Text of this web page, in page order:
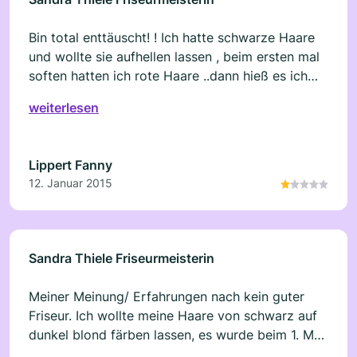
Bin total enttäuscht! ! Ich hatte schwarze Haare
und wollte sie aufhellen lassen , beim ersten mal
soften hatten ich rote Haare ..dann hieß es ich
2. Mal soften und jetzt habe ich orange Haare.
Friseure bekommen das aufhellen nach
spätestens dem 2. Mal hin.
weiterlesen
Lippert Fanny
12. Januar 2015
Sandra Thiele Friseurmeisterin
Meiner Meinung/ Erfahrungen nach kein guter
Friseur. Ich wollte meine Haare von schwarz auf
dunkel blond färben lassen, es wurde beim 1. Mal